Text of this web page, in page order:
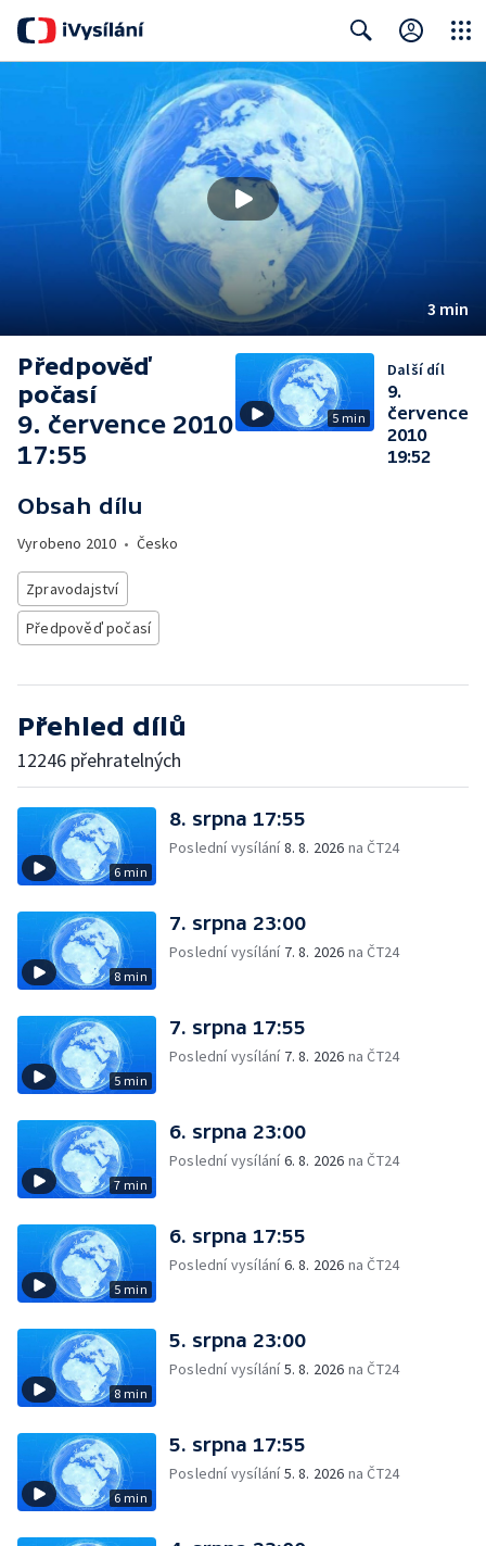
3 min
Předpověď
počasí
9. července 2010
17:55
Obsah dílu
Vyrobeno 2010 • Česko
Zpravodajství
Předpověď počasí
5 min
Další díl
9.
července
2010
19:52
Přehled dílů
12246 přehratelných
6 min
8. srpna 17:55
Poslední vysílání8. 8. 2026 na ČT24
8 min
7. srpna 23:00
Poslední vysílání 7. 8. 2026 na ČT24
5 min
7. srpna 17:55
Poslední vysílání 7. 8. 2026 na ČT24
7 min
6. srpna 23:00
Poslední vysílání6. 8. 2026 na ČT24
5 min
6. srpna 17:55
Poslední vysílání6. 8. 2026 na ČT24
8 min
5. srpna 23:00
Poslední vysílání5. 8. 2026 na ČT24
6 min
5. srpna 17:55
Poslední vysílání5. 8. 2026 na ČT24